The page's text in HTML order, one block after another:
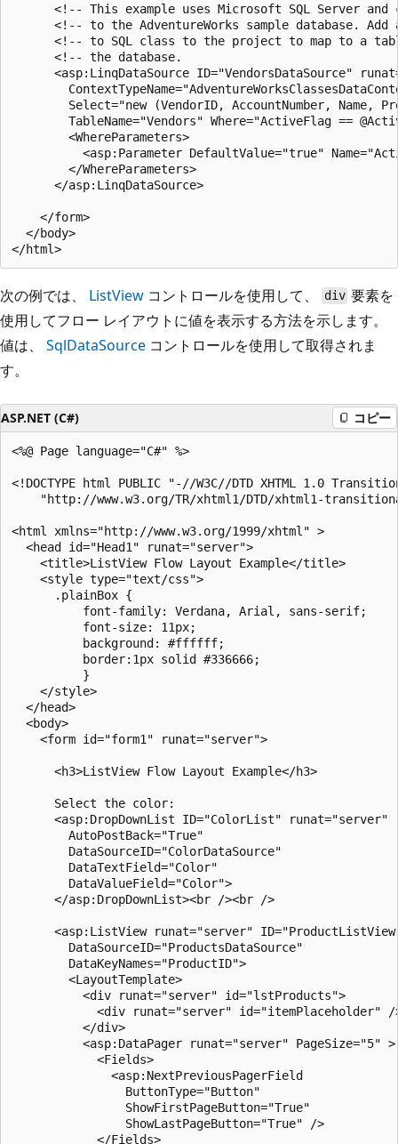
<!-- This example uses Microsoft SQL Server and
<!-- to the AdventureWorks sample database. Add
<!-- to SQL class to the project to map to a
<!-- the database.
<asp:LinqDataSource ID="VendorsDataSource"
Select="new (VendorID, AccountNumber, Name,
TableName="Vendors" Where="ActiveFlag ==
        <WhereParameters>
<asp:Parameter DefaultValue="true"
        </WhereParameters>
      </asp:LinqDataSource>
    </form>
  </body>
次の例では、 ListView コントロールを使用して、 div 要素を
使用してフロー レイアウトに値を表示する方法を示します。
値は、 SqlDataSource コントロールを使用して取得されま
す。
ASP.NET (C#) コピー
<%@ Page language="C#" %>
<!DOCTYPE html PUBLIC "-//W3C//DTD XHTML 1.0
"http://www.w3.org/TR/xhtml1/DTD/xhtml1-
<html xmlns="http://www.w3.org/1999/xhtml" >
  <head id="Head1" runat="server">
    <title>ListView Flow Layout Example</title>
    <style type="text/css">
      .plainBox {
          font-family: Verdana, Arial, sans-serif;
          font-size: 11px;
          background: #ffffff;
          border:1px solid #336666;
          }
    </style>
  </head>
  <body>
    <form id="form1" runat="server">
      <h3>ListView Flow Layout Example</h3>
      Select the color:
      <asp:DropDownList ID="ColorList" runat="server"
        AutoPostBack="True"
        DataSourceID="ColorDataSource"
        DataTextField="Color"
        DataValueField="Color">
      </asp:DropDownList><br /><br />
<asp:ListView runat="server"
        DataSourceID="ProductsDataSource"
        DataKeyNames="ProductID">
        <LayoutTemplate>
          <div runat="server" id="lstProducts">
<div runat="server" id="itemPlaceholder" /
          </div>
          <asp:DataPager runat="server" PageSize="5" >
            <Fields>
              <asp:NextPreviousPagerField
                ButtonType="Button"
                ShowFirstPageButton="True"
                ShowLastPageButton="True" />
            </Fields>